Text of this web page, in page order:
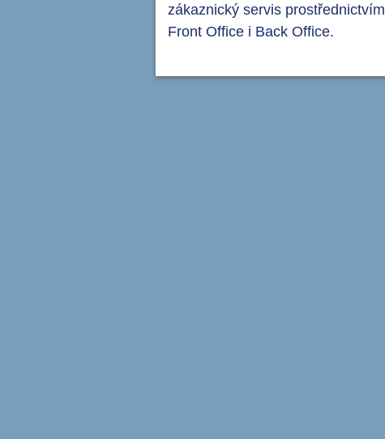
zákaznický servis prostřednictvím
Front Office i Back Office.